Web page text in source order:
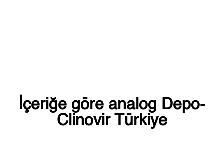
İçeriğe göre analog Depo-
Clinovir Türkiye